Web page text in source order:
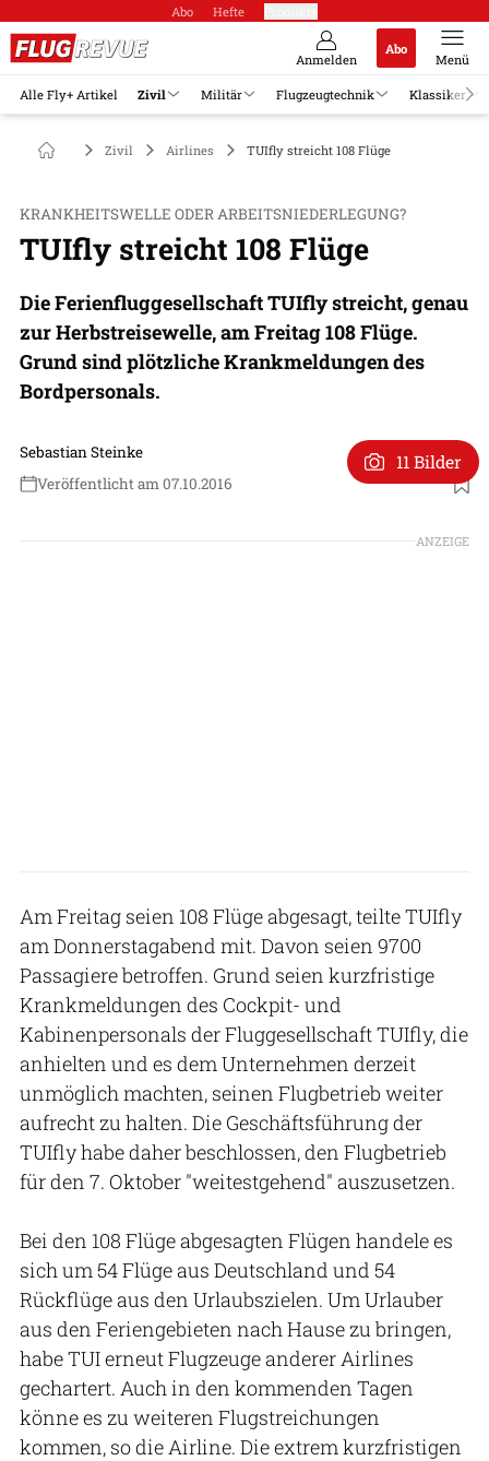
Abo Hefte
Anmelden
Abo
Menü
Alle Fly+ Artikel Zivil Militär Flugzeugtechnik Klassiker
Zivil Airlines TUIfly streicht 108 Flüge
KRANKHEITSWELLE ODER ARBEITSNIEDERLEGUNG?
TUIfly streicht 108 Flüge
Die Ferienfluggesellschaft TUIfly streicht, genau
zur Herbstreisewelle, am Freitag 108 Flüge.
Grund sind plötzliche Krankmeldungen des
Bordpersonals.
Sebastian Steinke
Veröffentlicht am 07.10.2016
11 Bilder
ANZEIGE
Am Freitag seien 108 Flüge abgesagt, teilte TUIfly
am Donnerstagabend mit. Davon seien 9700
Passagiere betroffen. Grund seien kurzfristige
Krankmeldungen des Cockpit- und
Kabinenpersonals der Fluggesellschaft TUIfly, die
anhielten und es dem Unternehmen derzeit
unmöglich machten, seinen Flugbetrieb weiter
aufrecht zu halten. Die Geschäftsführung der
TUIfly habe daher beschlossen, den Flugbetrieb
für den 7. Oktober "weitestgehend" auszusetzen.
Bei den 108 Flüge abgesagten Flügen handele es
sich um 54 Flüge aus Deutschland und 54
Rückflüge aus den Urlaubszielen. Um Urlauber
aus den Feriengebieten nach Hause zu bringen,
habe TUI erneut Flugzeuge anderer Airlines
gechartert. Auch in den kommenden Tagen
könne es zu weiteren Flugstreichungen
kommen, so die Airline. Die extrem kurzfristigen